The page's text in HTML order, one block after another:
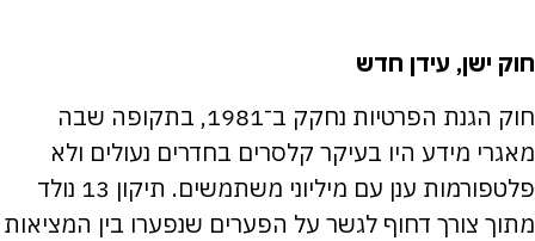
חוק ישן, עידן חדש
חוק הגנת הפרטיות נחקק ב־1981, בתקופה שבה
מאגרי מידע היו בעיקר קלסרים בחדרים נעולים ולא
פלטפורמות ענן עם מיליוני משתמשים. תיקון 13 נולד
מתוך צורך דחוף לגשר על הפערים שנפערו בין המציאות